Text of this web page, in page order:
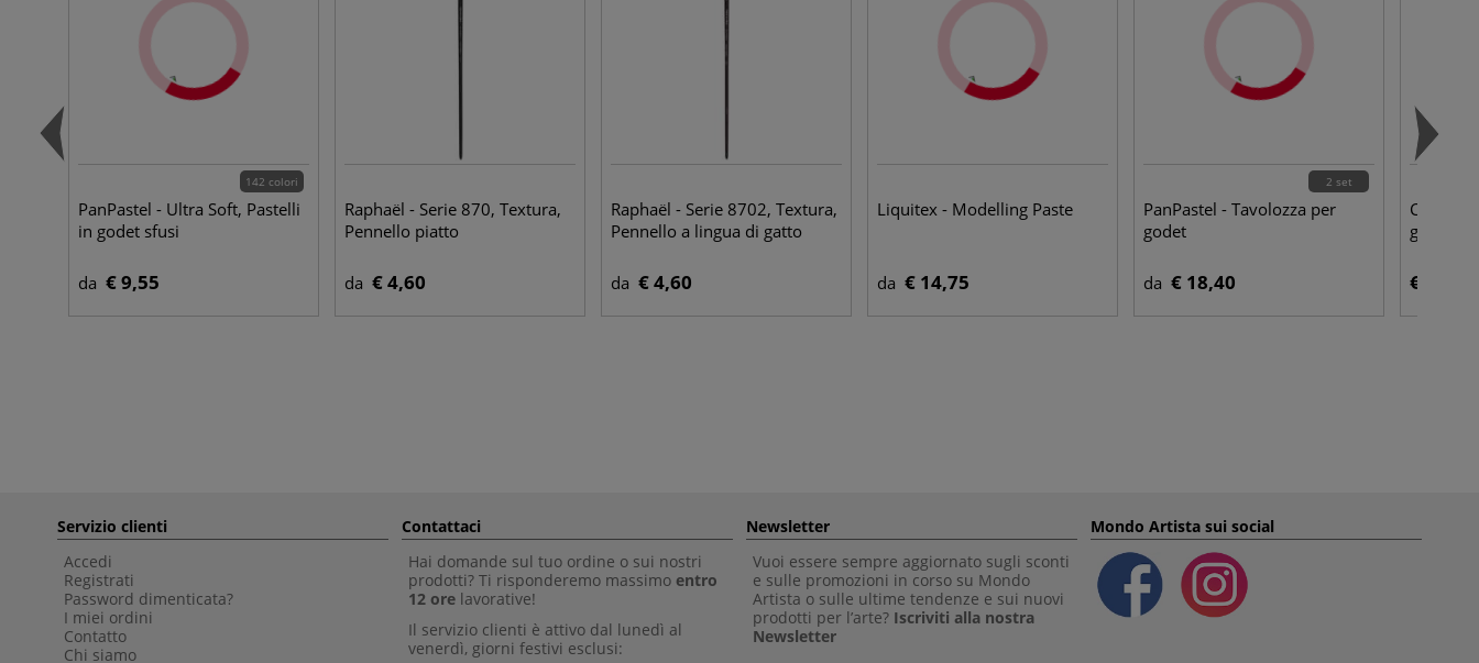
142 colori
PanPastel - Ultra Soft, Pastelli
in godet sfusi
da € 9,55
Raphaël - Serie 870, Textura,
Pennello piatto
da € 4,60
Raphaël - Serie 8702, Textura,
Pennello a lingua di gatto
da € 4,60
Liquitex - Modelling Paste
da € 14,75
2 set
PanPastel - Tavolozza per
godet
da € 18,40
gessetti
€ 2,00
Servizio clienti
Accedi
Registrati
Password dimenticata?
I miei ordini
Contatto
Chi siamo
Contattaci
Hai domande sul tuo ordine o sui nostri
prodotti? Ti risponderemo massimo entro
12 ore lavorative!
Il servizio clienti è attivo dal lunedì al
venerdì, giorni festivi esclusi:
Newsletter
Vuoi essere sempre aggiornato sugli sconti
e sulle promozioni in corso su Mondo
Artista o sulle ultime tendenze e sui nuovi
prodotti per l’arte? Iscriviti alla nostra
Newsletter
Mondo Artista sui social